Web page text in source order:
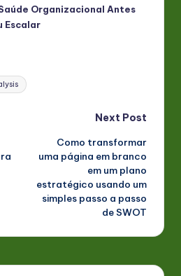
Organizacional Antes
Escalar
Next Post
Como transformar
uma página em branco
em um plano
estratégico usando um
simples passo a passo
de SWOT